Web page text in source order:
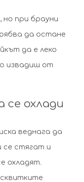
но при брауни
да остане
да е леко
извадиш от
се охлади
веднага да
се стягат и
охладят.